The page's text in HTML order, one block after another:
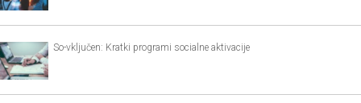
So-vključen: Kratki programi socialne aktivacije